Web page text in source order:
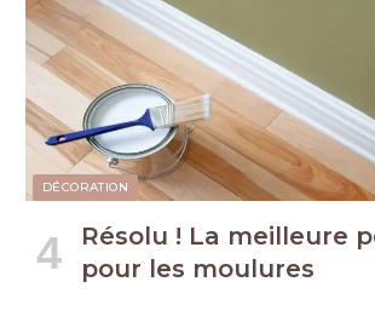
DÉCORATION
Résolu ! La meilleure
pour les moulures